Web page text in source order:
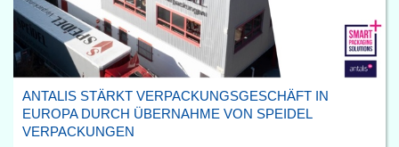
ANTALIS STÄRKT VERPACKUNGSGESCHÄFT IN
EUROPA DURCH ÜBERNAHME VON SPEIDEL
VERPACKUNGEN